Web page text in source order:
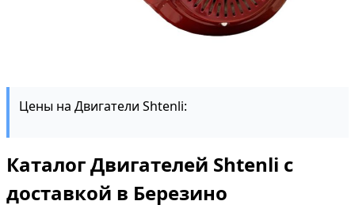
Цены на Двигатели Shtenli:
Каталог Двигателей Shtenli с
доставкой в Березино